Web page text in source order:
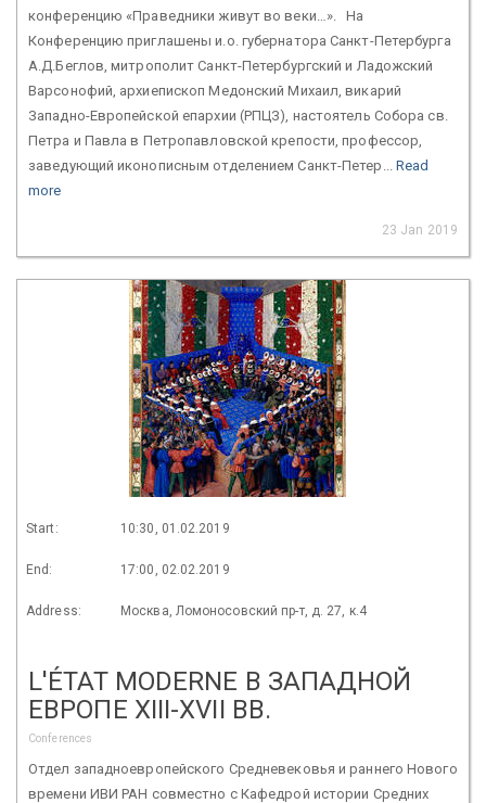
конференцию «Праведники живут во веки…». На
Конференцию приглашены и.о. губернатора Санкт-Петербурга
А.Д.Беглов, митрополит Санкт-Петербургский и Ладожский
Варсонофий, архиепископ Медонский Михаил, викарий
Западно-Европейской епархии (РПЦЗ), настоятель Собора св.
Петра и Павла в Петропавловской крепости, профессор,
заведующий иконописным отделением Санкт-Петер... Read
more
23 Jan 2019
Start: 10:30, 01.02.2019
End: 17:00, 02.02.2019
Address: Москва, Ломоносовский пр-т, д. 27, к.4
L'ÉTAT MODERNE В ЗАПАДНОЙ
ЕВРОПЕ XIII-XVII ВВ.
Conferences
Отдел западноевропейского Средневековья и раннего Нового
времени ИВИ РАН совместно с Кафедрой истории Средних